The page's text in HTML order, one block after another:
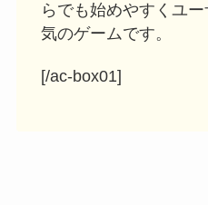
らでも始めやすくユ
気のゲームです。
[/ac-box01]